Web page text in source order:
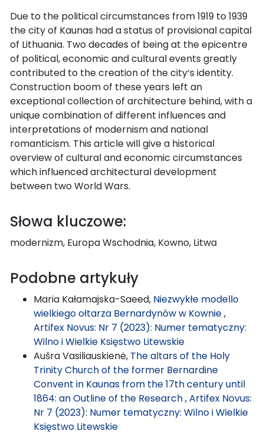
Due to the political circumstances from 1919 to 1939
the city of Kaunas had a status of provisional capital
of Lithuania. Two decades of being at the epicentre
of political, economic and cultural events greatly
contributed to the creation of the city‘s identity.
Construction boom of these years left an
exceptional collection of architecture behind, with a
unique combination of different influences and
interpretations of modernism and national
romanticism. This article will give a historical
overview of cultural and economic circumstances
which influenced architectural development
between two World Wars.
Słowa kluczowe:
modernizm, Europa Wschodnia, Kowno, Litwa
Podobne artykuły
Maria Kałamajska-Saeed, Niezwykłe modello
wielkiego ołtarza Bernardynów w Kownie,
Artifex Novus: Nr 7 (2023): Numer tematyczny:
Wilno i Wielkie Księstwo Litewskie
Aušra Vasiliauskienė, The altars of the Holy
Trinity Church of the former Bernardine
Convent in Kaunas from the 17th century until
1864: an Outline of the Research,Artifex Novus:
Nr 7 (2023): Numer tematyczny: Wilno i Wielkie
Księstwo Litewskie